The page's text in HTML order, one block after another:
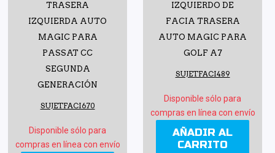
TRASERA
IZQUIERDA AUTO
MAGIC PARA
PASSAT CC
SEGUNDA
GENERACIÓN
SUJETFACI670
Disponible sólo para
compras en línea con envío
IZQUIERDO DE
FACIA TRASERA
AUTO MAGIC PARA
GOLF A7
SUJETFACI489
Disponible sólo para
compras en línea con envío
AÑADIR AL
CARRITO